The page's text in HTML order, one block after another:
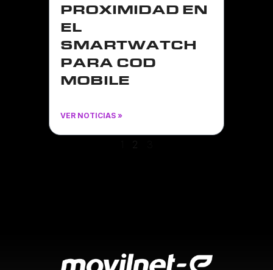
PROXIMIDAD EN
EL
SMARTWATCH
PARA COD
MOBILE
VER NOTICIAS »
2